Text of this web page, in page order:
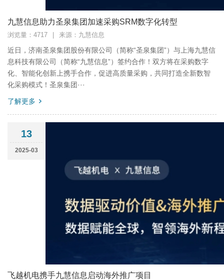
九慧信息助力圣泉集团加速采购SRM数字化转型
浏览量：4717 来源：九慧信息
近日，济南圣泉集团股份有限公司（简称“圣泉集团”）与上海九慧信
息科技有限公司（简称“九慧信息”）签约合作！双方将在采购数字
化、智能化创新上携手合作，促进高质量采购，共同打造全新数智
化采购模式！圣泉集团···
了解更多
13
2025-03
飞越机电携手九慧信息启动海外推广项目